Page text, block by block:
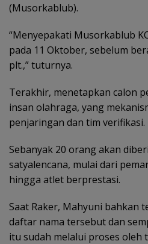
(Musorkablub).
“Menyepakati Musorkablub
pada 11 Oktober, sebelum
plt.,” tuturnya.
Terakhir, menetapkan calon
insan olahraga, yang
penjaringan dan tim verifikasi.
Sebanyak 20 orang akan
satyalencana, mulai dari
hingga atlet berprestasi.
Saat Raker, Mahyuni bahkan
daftar nama tersebut dan
itu sudah melalui proses oleh